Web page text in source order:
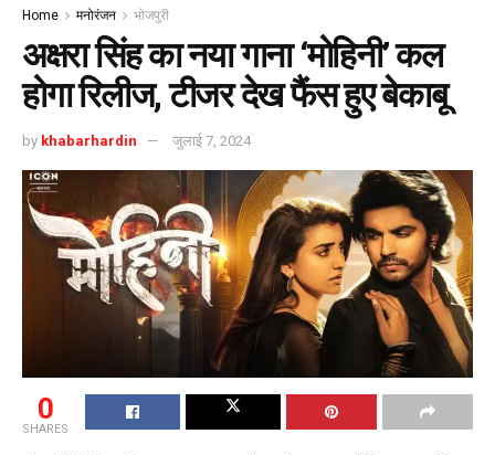
Home मनोरंजन भोजपुरी
अक्षरा सिंह का नया गाना ‘मोहिनी’ कल
होगा रिलीज, टीजर देख फैंस हुए बेकाबू
by khabarhardin जुलाई 7, 2024
0
SHARES